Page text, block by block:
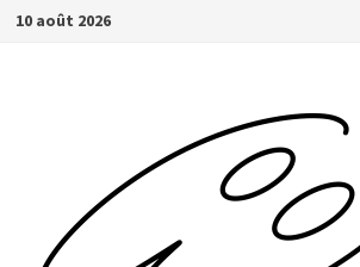
Passer
10 août 2026